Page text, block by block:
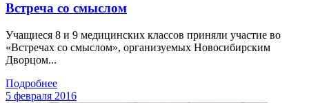
Встреча со смыслом
Учащиеся 8 и 9 медицинских классов приняли участие во
«Встречах со смыслом», организуемых Новосибирским
Дворцом...
Подробнее
5 февраля 2016